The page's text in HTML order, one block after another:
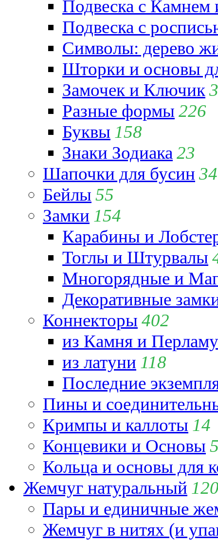
Подвеска с
Подвеска с
Символы: дерево
Шторки и основы
Замочек и Ключик
Разные формы 226
Буквы 158
Знаки Зодиака 23
Шапочки для бусин 34
Бейлы 55
Замки 154
Карабины и
Тоглы и Штурвалы
Многорядные и
Декоративные
Коннекторы 402
из Камня и
из латуни 118
Последние
Пины и
Кримпы и каллоты 14
Концевики и Основы
Кольца и основы для
Жемчуг натуральный
Пары и единичные
Жемчуг в нитях (и